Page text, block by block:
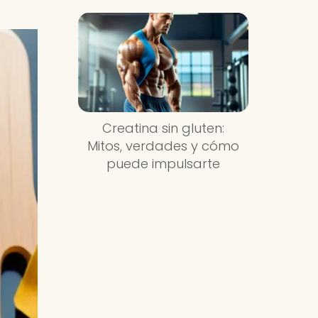
Creatina sin gluten:
Mitos, verdades y cómo
puede impulsarte